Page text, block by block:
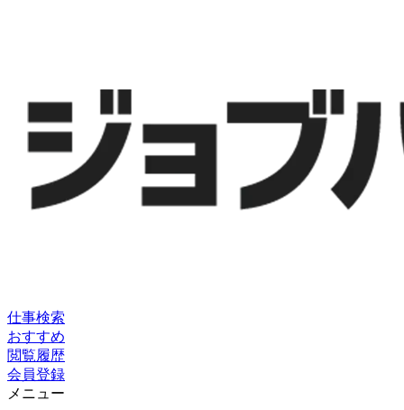
仕事検索
おすすめ
閲覧履歴
会員登録
メニュー